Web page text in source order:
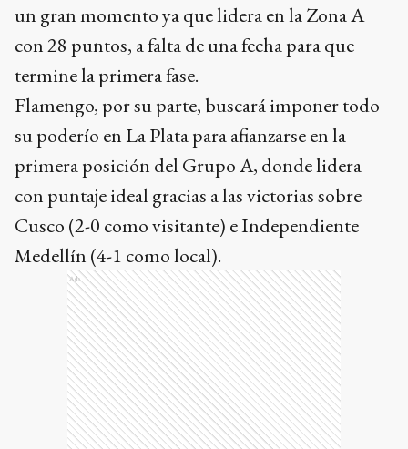
un gran momento ya que lidera en la Zona A
con 28 puntos, a falta de una fecha para que
termine la primera fase.
Flamengo, por su parte, buscará imponer todo
su poderío en La Plata para afianzarse en la
primera posición del Grupo A, donde lidera
con puntaje ideal gracias a las victorias sobre
Cusco (2-0 como visitante) e Independiente
Medellín (4-1 como local).
Ads